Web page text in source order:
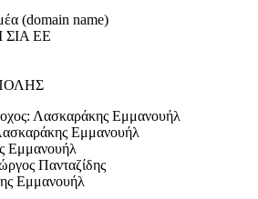
(domain name)
ΕΕ
Λασκαράκης Εμμανουήλ
Εμμανουήλ
Εμμανουήλ
Πανταζίδης
Εμμανουήλ